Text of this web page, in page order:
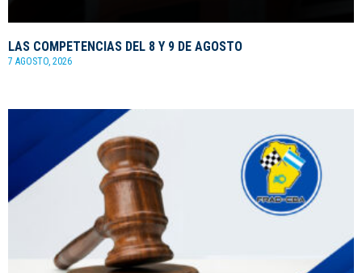
LAS COMPETENCIAS DEL 8 Y 9 DE AGOSTO
7 AGOSTO, 2026